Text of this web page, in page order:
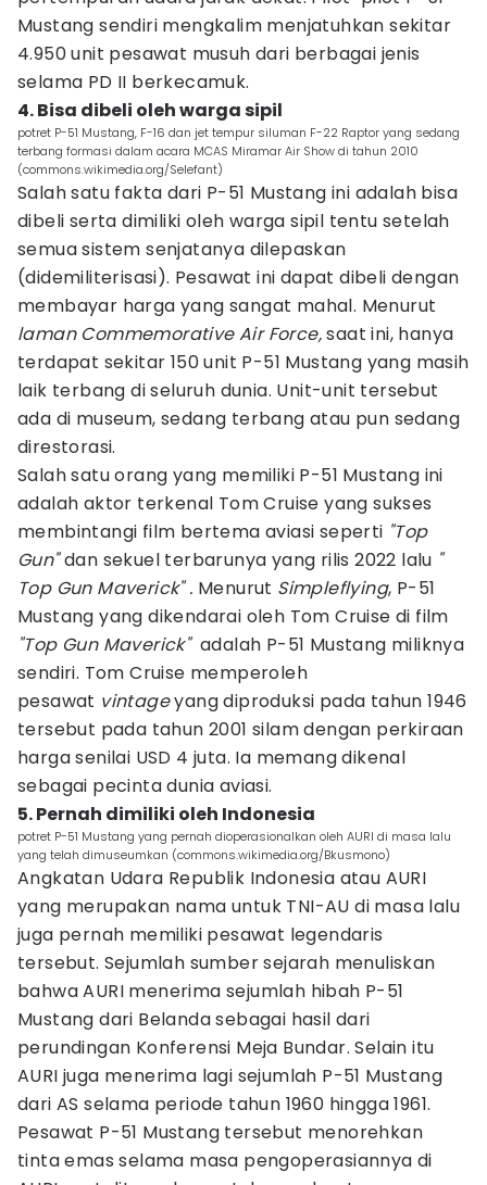
Mustang sendiri mengkalim menjatuhkan sekitar
4.950 unit pesawat musuh dari berbagai jenis
selama PD II berkecamuk.
4. Bisa dibeli oleh warga sipil
potret P-51 Mustang, F-16 dan jet tempur siluman F-22 Raptor yang sedang
terbang formasi dalam acara MCAS Miramar Air Show di tahun 2010
(commons.wikimedia.org/Selefant)
Salah satu fakta dari P-51 Mustang ini adalah bisa
dibeli serta dimiliki oleh warga sipil tentu setelah
semua sistem senjatanya dilepaskan
(didemiliterisasi). Pesawat ini dapat dibeli dengan
membayar harga yang sangat mahal. Menurut
laman Commemorative Air Force,saat ini, hanya
terdapat sekitar 150 unit P-51 Mustang yang masih
laik terbang di seluruh dunia. Unit-unit tersebut
ada di museum, sedang terbang atau pun sedang
direstorasi.
Salah satu orang yang memiliki P-51 Mustang ini
adalah aktor terkenal Tom Cruise yang sukses
membintangi film bertema aviasi seperti "Top
Gun"dan sekuel terbarunya yang rilis 2022 lalu "
Top Gun Maverick" . Menurut Simpleflying, P-51
Mustang yang dikendarai oleh Tom Cruise di film
"Top Gun Maverick" adalah P-51 Mustang miliknya
sendiri. Tom Cruise memperoleh
pesawat vintageyang diproduksi pada tahun 1946
tersebut pada tahun 2001 silam dengan perkiraan
harga senilai USD 4 juta. Ia memang dikenal
sebagai pecinta dunia aviasi.
5. Pernah dimiliki oleh Indonesia
potret P-51 Mustang yang pernah dioperasionalkan oleh AURI di masa lalu
yang telah dimuseumkan (commons.wikimedia.org/Bkusmono)
Angkatan Udara Republik Indonesia atau AURI
yang merupakan nama untuk TNI-AU di masa lalu
juga pernah memiliki pesawat legendaris
tersebut. Sejumlah sumber sejarah menuliskan
bahwa AURI menerima sejumlah hibah P-51
Mustang dari Belanda sebagai hasil dari
perundingan Konferensi Meja Bundar. Selain itu
AURI juga menerima lagi sejumlah P-51 Mustang
dari AS selama periode tahun 1960 hingga 1961.
Pesawat P-51 Mustang tersebut menorehkan
tinta emas selama masa pengoperasiannya di